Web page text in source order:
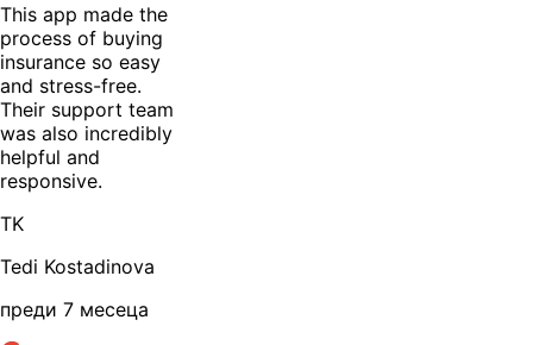
This app made the
process of buying
insurance so easy
and stress-free.
Their support team
was also incredibly
helpful and
responsive.
TK
Tedi Kostadinova
преди 7 месеца